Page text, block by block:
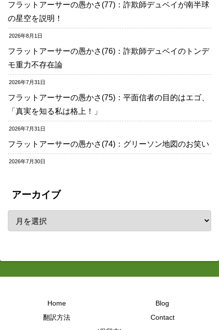
フラットアーサーの愚かさ(77)：詐欺師デュベイが南半球
の星空を説明！
2026年8月1日
フラットアーサーの愚かさ(76)：詐欺師デュベイのトンデ
モ重力不存在論
2026年7月31日
フラットアーサーの愚かさ(75)：平面信者の目的はエゴ、
「真実を知る私は格上！」
2026年7月31日
フラットアーサーの愚かさ(74)：グリーソン地図のお笑い
2026年7月30日
アーカイブ
Home
Blog
翻訳方法
Contact